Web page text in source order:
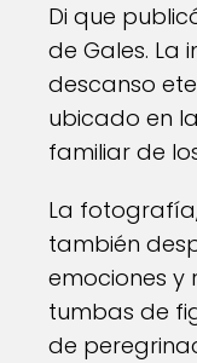
Di que
de Gales. La
descanso
ubicado en
familiar de
La
también
emociones y
tumbas de
de